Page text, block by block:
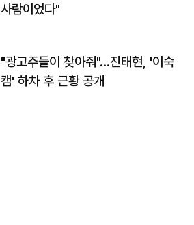
사람이었다"
"광고주들이 찾아줘"…진태현, '이숙
캠' 하차 후 근황 공개